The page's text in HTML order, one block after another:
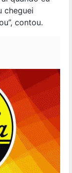
cheguei
contou.